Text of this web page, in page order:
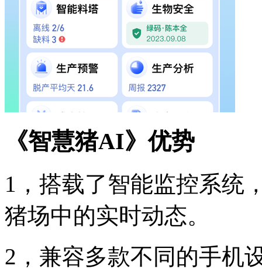
《智慧猪AI》优势
1，搭载了智能监控系统
猪场中的实时动态。
2，兼容多款不同的手机